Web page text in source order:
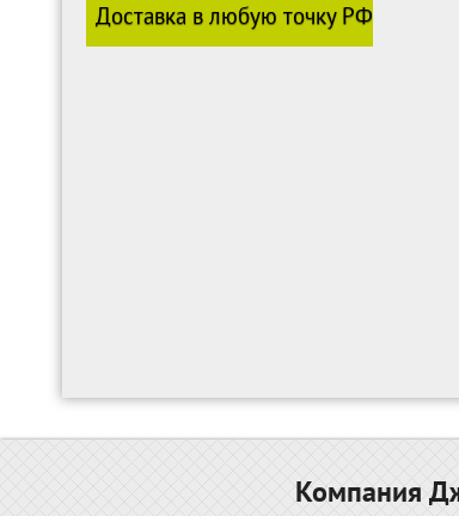
Доставка в любую точку РФ
Компания